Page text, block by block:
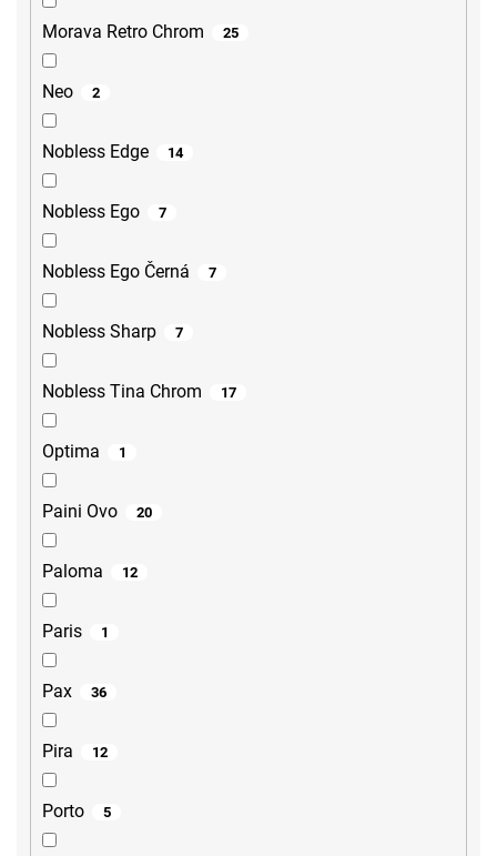
Morava Retro Chrom 25
Neo 2
Nobless Edge 14
Nobless Ego 7
Nobless Ego Černá 7
Nobless Sharp 7
Nobless Tina Chrom 17
Optima 1
Paini Ovo 20
Paloma 12
Paris 1
Pax 36
Pira 12
Porto 5